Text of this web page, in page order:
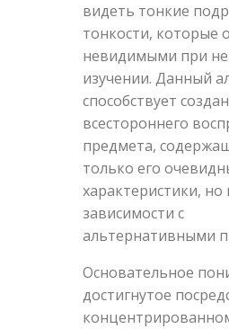
видеть тонкие
тонкости, которые
невидимыми при
изучении. Данный
способствует
всестороннего
предмета,
только его
характеристики,
зависимости с
альтернативными
Основательное
достигнутое